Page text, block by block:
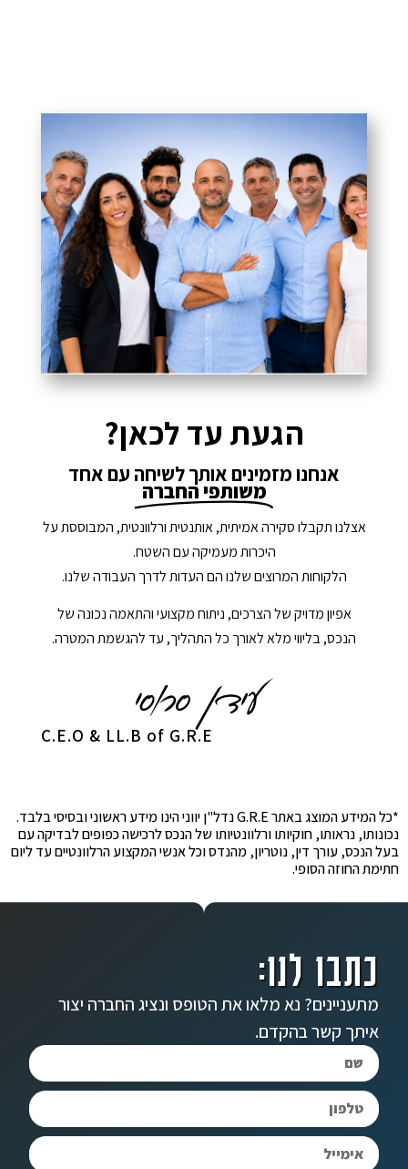
הגעת עד לכאן?
אנחנו מזמינים אותך לשיחה עם אחד
משותפי החברה
אצלנו תקבלו סקירה אמיתית, אותנטית ורלוונטית, המבוססת על
היכרות מעמיקה עם השטח.
הלקוחות המרוצים שלנו הם העדות לדרך העבודה שלנו.
אפיון מדויק של הצרכים, ניתוח מקצועי והתאמה נכונה של
הנכס, בליווי מלא לאורך כל התהליך, עד להגשמת המטרה.
C.E.O & LL.B of G.R.E
*כל המידע המוצג באתר G.R.E נדל"ן יווני הינו מידע ראשוני ובסיסי בלבד.
נכונותו, נראותו, חוקיותו ורלוונטיותו של הנכס לרכישה כפופים לבדיקה עם
בעל הנכס, עורך דין, נוטריון, מהנדס וכל אנשי המקצוע הרלוונטיים עד ליום
חתימת החוזה הסופי.
כתבו לנו:
מתעניינים? נא מלאו את הטופס ונציג החברה יצור
איתך קשר בהקדם.